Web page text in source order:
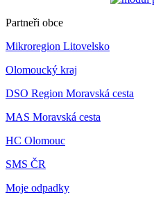
Partneři obce
Mikroregion Litovelsko
Olomoucký kraj
DSO Region Moravská cesta
MAS Moravská cesta
HC Olomouc
SMS ČR
Moje odpadky